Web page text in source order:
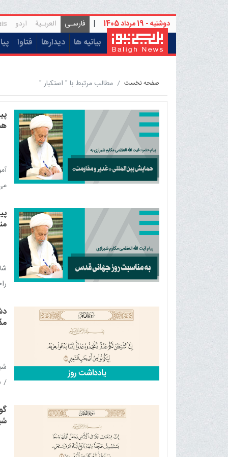
دو‌شنبه - 19 مرداد 1405 | فارسـی العربـیة اردو
بیانیه ها دیدارها فتاوا
صفحه نخست مطالب مرتبط با " استکبار "
/